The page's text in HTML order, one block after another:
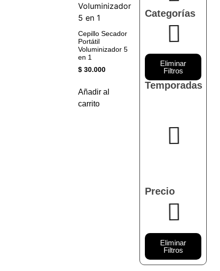
Cepillo Secador
Portátil
Voluminizador 5
en 1
$30.000
Añadir al
carrito
Categorías
Eliminar
Filtros
Temporadas
Precio
Eliminar
Filtros